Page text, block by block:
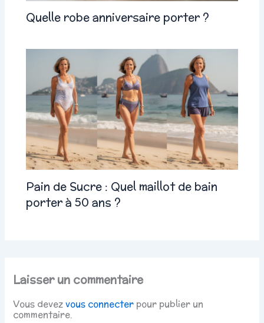
Quelle robe anniversaire porter ?
Pain de Sucre : Quel maillot de bain
porter à 50 ans ?
Laisser un commentaire
Vous devezvous connecter pour publier un
commentaire.